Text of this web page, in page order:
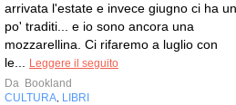
arrivata l'estate e invece giugno ci ha un
po' traditi... e io sono ancora una
mozzarellina. Ci rifaremo a luglio con
le...
Leggere il seguito
Da Bookland
CULTURA LIBRI